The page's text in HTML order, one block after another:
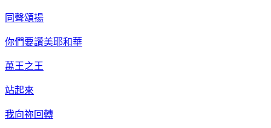
同聲頌揚
你們要讚美耶和華
萬王之王
站起來
我向祢回轉